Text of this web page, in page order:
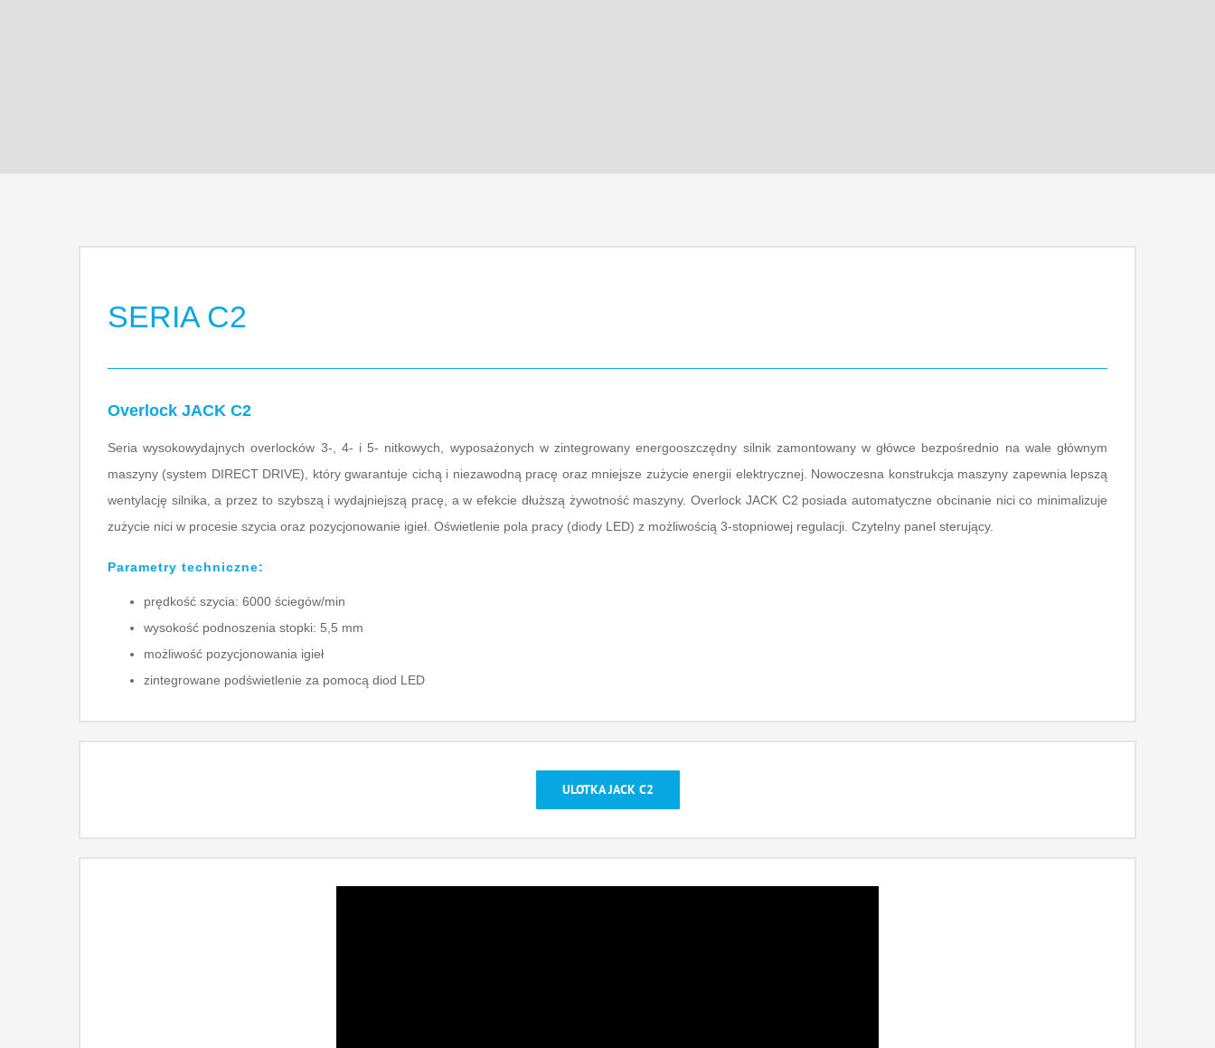
SERIA C2
Overlock JACK C2
Seria wysokowydajnych overlocków 3-, 4- i 5- nitkowych, wyposażonych w zintegrowany energooszczędny silnik zamontowany w główce bezpośrednio na wale głównym
maszyny (system DIRECT DRIVE), który gwarantuje cichą i niezawodną pracę oraz mniejsze zużycie energii elektrycznej. Nowoczesna konstrukcja maszyny zapewnia lepszą
wentylację silnika, a przez to szybszą i wydajniejszą pracę, a w efekcie dłuższą żywotność maszyny. Overlock JACK C2 posiada automatyczne obcinanie nici co minimalizuje
zużycie nici w procesie szycia oraz pozycjonowanie igieł. Oświetlenie pola pracy (diody LED) z możliwością 3-stopniowej regulacji. Czytelny panel sterujący.
Parametry techniczne:
prędkość szycia: 6000 ściegów/min
wysokość podnoszenia stopki: 5,5 mm
możliwość pozycjonowania igieł
zintegrowane podświetlenie za pomocą diod LED
ULOTKA JACK C2